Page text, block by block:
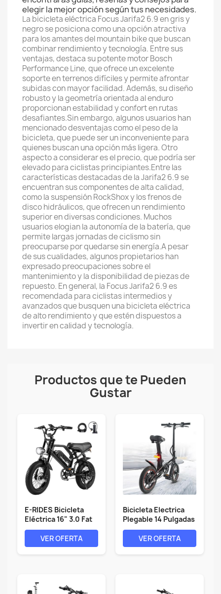
elegir la mejor opción según tus necesidades.
La bicicleta eléctrica Focus Jarifa2 6.9 en gris y
negro se posiciona como una opción atractiva
para los amantes del mountain bike que buscan
combinar rendimiento y tecnología. Entre sus
ventajas, destaca su potente motor Bosch
Performance Line, que ofrece un excelente
soporte en terrenos difíciles y permite afrontar
subidas con mayor facilidad. Además, su diseño
robusto y la geometría orientada al enduro
proporcionan estabilidad y confort en rutas
desafiantes.Sin embargo, algunos usuarios han
mencionado desventajas como el peso de la
bicicleta, que puede ser un inconveniente para
quienes buscan una opción más ligera. Otro
aspecto a considerar es el precio, que podría ser
elevado para ciclistas principiantes.Entre las
características destacadas de la Jarifa2 6.9 se
encuentran sus componentes de alta calidad,
como la suspensión RockShox y los frenos de
disco hidráulicos, que ofrecen un rendimiento
superior en diversas condiciones. Muchos
usuarios elogian la autonomía de la batería, que
permite largas jornadas de ciclismo sin
preocuparse por quedarse sin energía.A pesar
de sus cualidades, algunos propietarios han
expresado preocupaciones sobre el
mantenimiento y la disponibilidad de piezas de
repuesto. En general, la Focus Jarifa2 6.9 es
recomendada para ciclistas intermedios y
avanzados que busquen una bicicleta eléctrica
de alto rendimiento y que estén dispuestos a
invertir en calidad y tecnología.
Productos que te Pueden
Gustar
E-RIDES Bicicleta
Eléctrica 16" 3.0 Fat
Tire,...
VER OFERTA
Bicicleta Electrica
Plegable 14 Pulgadas
- Bici...
VER OFERTA